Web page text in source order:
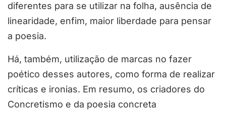
diferentes para se utilizar na folha, ausência de
linearidade, enfim, maior liberdade para pensar
a poesia.
Há, também, utilização de marcas no fazer
poético desses autores, como forma de realizar
críticas e ironias. Em resumo, os criadores do
Concretismo e da poesia concreta